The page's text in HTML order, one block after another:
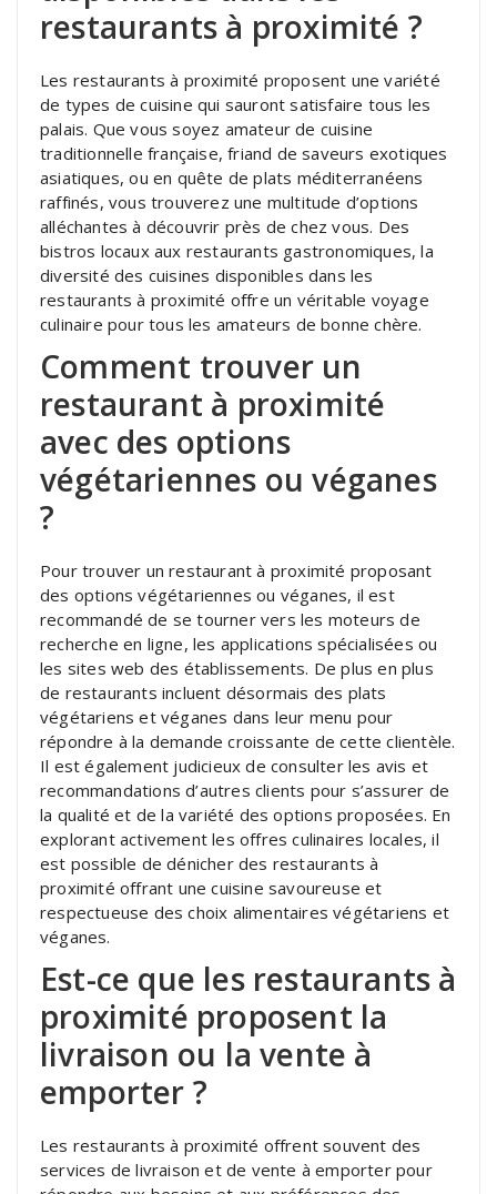
restaurants à proximité ?
Les restaurants à proximité proposent une variété
de types de cuisine qui sauront satisfaire tous les
palais. Que vous soyez amateur de cuisine
traditionnelle française, friand de saveurs exotiques
asiatiques, ou en quête de plats méditerranéens
raffinés, vous trouverez une multitude d’options
alléchantes à découvrir près de chez vous. Des
bistros locaux aux restaurants gastronomiques, la
diversité des cuisines disponibles dans les
restaurants à proximité offre un véritable voyage
culinaire pour tous les amateurs de bonne chère.
Comment trouver un
restaurant à proximité
avec des options
végétariennes ou véganes
?
Pour trouver un restaurant à proximité proposant
des options végétariennes ou véganes, il est
recommandé de se tourner vers les moteurs de
recherche en ligne, les applications spécialisées ou
les sites web des établissements. De plus en plus
de restaurants incluent désormais des plats
végétariens et véganes dans leur menu pour
répondre à la demande croissante de cette clientèle.
Il est également judicieux de consulter les avis et
recommandations d’autres clients pour s’assurer de
la qualité et de la variété des options proposées. En
explorant activement les offres culinaires locales, il
est possible de dénicher des restaurants à
proximité offrant une cuisine savoureuse et
respectueuse des choix alimentaires végétariens et
véganes.
Est-ce que les restaurants à
proximité proposent la
livraison ou la vente à
emporter ?
Les restaurants à proximité offrent souvent des
services de livraison et de vente à emporter pour